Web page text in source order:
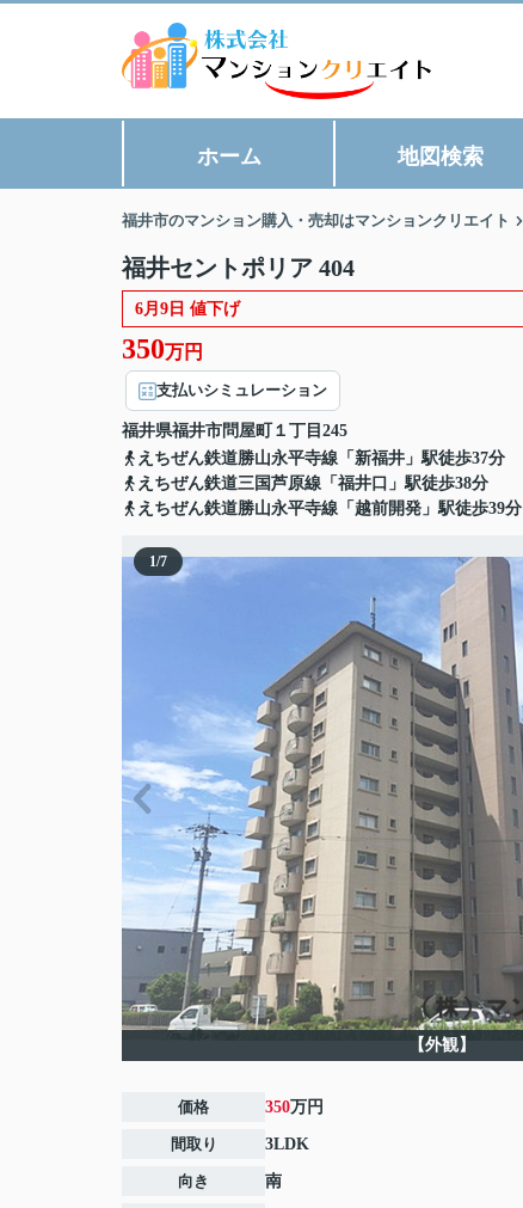
ホーム 地図検索
福井市のマンション購入・売却はマンションクリエイト
福井セントポリア 404
6月9日 値下げ
350万円
支払いシミュレーション
福井県福井市問屋町
１丁目245
えちぜん鉄道勝山永平寺線「新福井」駅徒歩37分
えちぜん鉄道三国芦原線「福井口」駅徒歩38分
えちぜん鉄道勝山永平寺線「越前開発」駅徒歩39分
1/7
【外観】
価格 350万円
間取り 3LDK
向き 南